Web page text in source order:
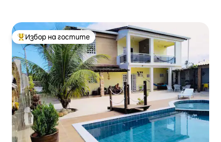
Най-популярен избор на гостите
Избор на гостите